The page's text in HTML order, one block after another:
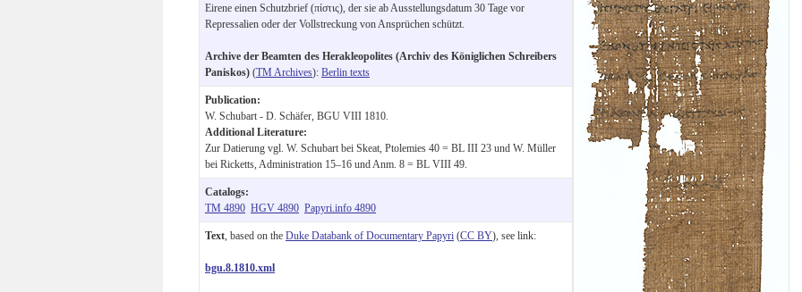
Eirene einen Schutzbrief (πίστις), der sie ab Ausstellungsdatum 30 Tage vor
Repressalien oder der Vollstreckung von Ansprüchen schützt.
Archive der Beamten des Herakleopolites (Archiv des Königlichen Schreibers
Paniskos) (TM Archives): Berlin texts
Publication:
W. Schubart - D. Schäfer, BGU VIII 1810.
Additional Literature:
Zur Datierung vgl. W. Schubart bei Skeat, Ptolemies 40 = BL III 23 und W. Müller
bei Ricketts, Administration 15–16 und Anm. 8 = BL VIII 49.
Catalogs:
TM 4890 HGV 4890 Papyri.info 4890
Text , based on the Duke Databank of Documentary Papyri (CC BY), see link:
bgu.8.1810.xml